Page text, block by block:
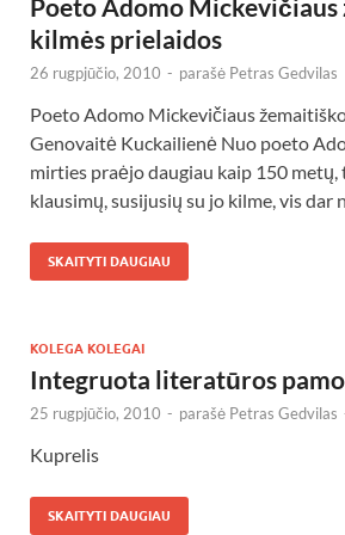
Poeto Adomo Mickevičiaus
kilmės prielaidos
26 rugpjūčio, 2010 - parašė Petras Gedvilas
Poeto Adomo Mickevičiaus
Genovaitė Kuckailienė Nuo poeto
mirties praėjo daugiau kaip 150 metų,
klausimų, susijusių su jo kilme, vis dar
SKAITYTI DAUGIAU
KOLEGA KOLEGAI
Integruota literatūros
25 rugpjūčio, 2010 - parašė Petras Gedvilas
Kuprelis
SKAITYTI DAUGIAU